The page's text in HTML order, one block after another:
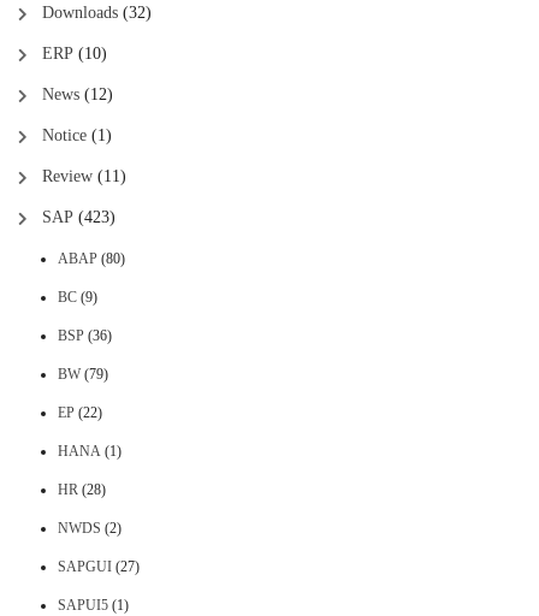
Downloads (32)
ERP (10)
News (12)
Notice (1)
Review (11)
SAP (423)
ABAP (80)
BC (9)
BSP (36)
BW (79)
EP (22)
HANA (1)
HR (28)
NWDS (2)
SAPGUI (27)
SAPUI5 (1)